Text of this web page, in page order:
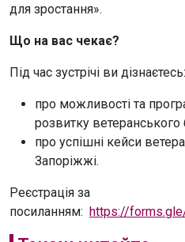
для зростання».
Що на вас чекає?
Під час зустрічі ви дізнаєтесь:
про можливості та
розвитку ветеранського
про успішні кейси
Запоріжжі.
Реєстрація за
посиланням: https://